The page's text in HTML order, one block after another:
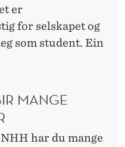
er
for selskapet og
som student. Ein
MANGE
har du mange